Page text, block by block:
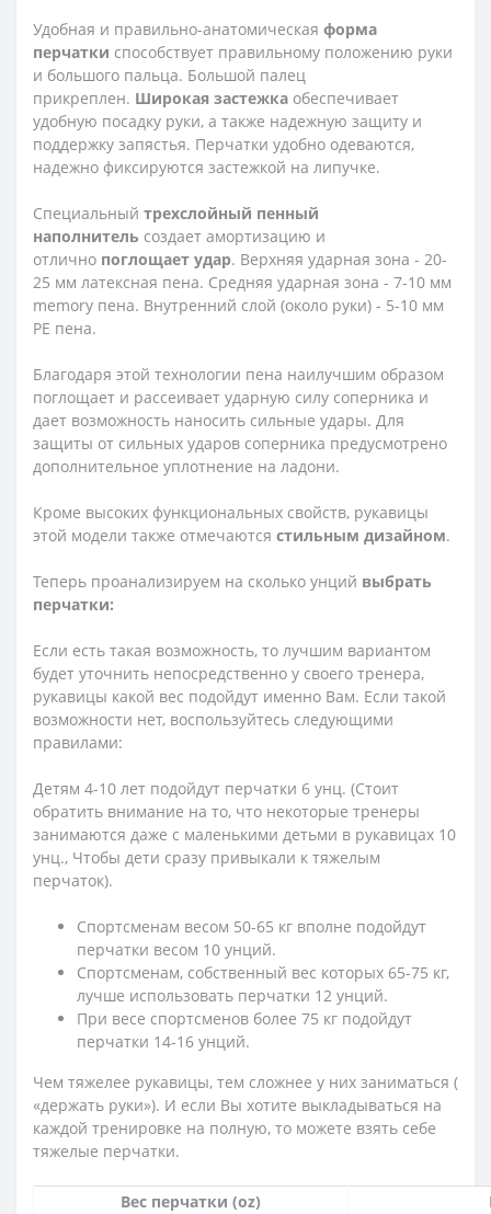
Удобная и правильно-анатомическая форма
перчатки способствует правильному положению руки
и большого пальца. Большой палец
прикреплен. Широкая застежка обеспечивает
удобную посадку руки, а также надежную защиту и
поддержку запястья. Перчатки удобно одеваются,
надежно фиксируются застежкой на липучке.
Специальный трехслойный пенный
наполнитель создает амортизацию и
отлично поглощает удар. Верхняя ударная зона - 20-
25 мм латексная пена. Средняя ударная зона - 7-10 мм
memory пена. Внутренний слой (около руки) - 5-10 мм
PE пена.
Благодаря этой технологии пена наилучшим образом
поглощает и рассеивает ударную силу соперника и
дает возможность наносить сильные удары. Для
защиты от сильных ударов соперника предусмотрено
дополнительное уплотнение на ладони.
Кроме высоких функциональных свойств, рукавицы
этой модели также отмечаются стильным дизайном.
Теперь проанализируем на сколько унций выбрать
перчатки:
Если есть такая возможность, то лучшим вариантом
будет уточнить непосредственно у своего тренера,
рукавицы какой вес подойдут именно Вам. Если такой
возможности нет, воспользуйтесь следующими
правилами:
Детям 4-10 лет подойдут перчатки 6 унц. (Стоит
обратить внимание на то, что некоторые тренеры
занимаются даже с маленькими детьми в рукавицах 10
унц., Чтобы дети сразу привыкали к тяжелым
перчаток).
Спортсменам весом 50-65 кг вполне подойдут
перчатки весом 10 унций.
Спортсменам, собственный вес которых 65-75 кг,
лучше использовать перчатки 12 унций.
При весе спортсменов более 75 кг подойдут
перчатки 14-16 унций.
Чем тяжелее рукавицы, тем сложнее у них заниматься (
«держать руки»). И если Вы хотите выкладываться на
каждой тренировке на полную, то можете взять себе
тяжелые перчатки.
Вес перчатки (oz)